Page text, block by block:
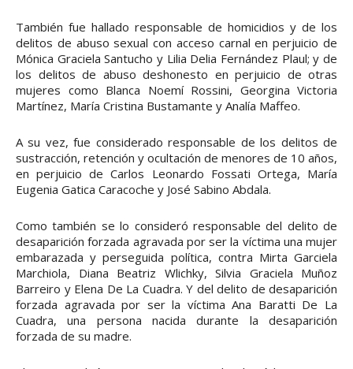
También fue hallado responsable de homicidios y de los
delitos de abuso sexual con acceso carnal en perjuicio de
Mónica Graciela Santucho y Lilia Delia Fernández Plaul; y de
los delitos de abuso deshonesto en perjuicio de otras
mujeres como Blanca Noemí Rossini, Georgina Victoria
Martínez, María Cristina Bustamante y Analía Maffeo.
A su vez, fue considerado responsable de los delitos de
sustracción, retención y ocultación de menores de 10 años,
en perjuicio de Carlos Leonardo Fossati Ortega, María
Eugenia Gatica Caracoche y José Sabino Abdala.
Como también se lo consideró responsable del delito de
desaparición forzada agravada por ser la víctima una mujer
embarazada y perseguida política, contra Mirta Garciela
Marchiola, Diana Beatriz Wlichky, Silvia Graciela Muñoz
Barreiro y Elena De La Cuadra. Y del delito de desaparición
forzada agravada por ser la víctima Ana Baratti De La
Cuadra, una persona nacida durante la desaparición
forzada de su madre.